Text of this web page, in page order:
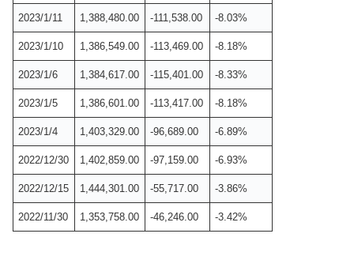
2023/1/11 1,388,480.00 -111,538.00 -8.03%
2023/1/10 1,386,549.00 -113,469.00 -8.18%
2023/1/6 1,384,617.00 -115,401.00 -8.33%
2023/1/5 1,386,601.00 -113,417.00 -8.18%
2023/1/4 1,403,329.00 -96,689.00 -6.89%
2022/12/30 1,402,859.00 -97,159.00 -6.93%
2022/12/15 1,444,301.00 -55,717.00 -3.86%
2022/11/30 1,353,758.00 -46,246.00 -3.42%